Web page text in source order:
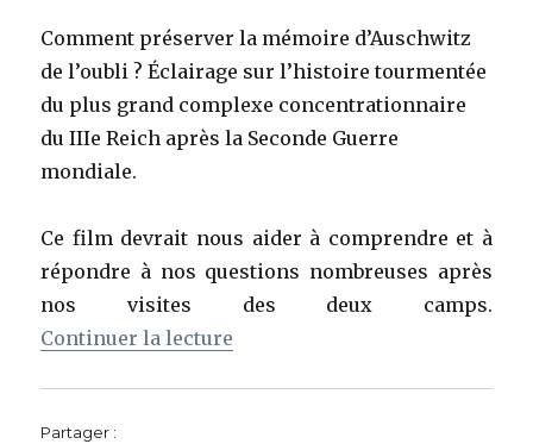
Comment préserver la mémoire d’Auschwitz
de l’oubli ? Éclairage sur l’histoire tourmentée
du plus grand complexe concentrationnaire
du IIIe Reich après la Seconde Guerre
mondiale.
Ce film devrait nous aider à comprendre et à
répondre à nos questions nombreuses après
nos visites des deux camps.
Continuer la lecture
Partager :